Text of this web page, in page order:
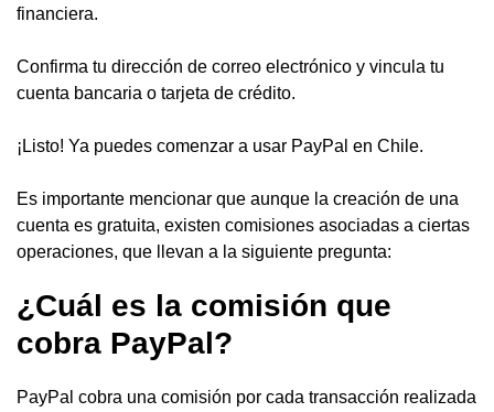
financiera.
Confirma tu dirección de correo electrónico y vincula tu
cuenta bancaria o tarjeta de crédito.
¡Listo! Ya puedes comenzar a usar PayPal en Chile.
Es importante mencionar que aunque la creación de una
cuenta es gratuita, existen comisiones asociadas a ciertas
operaciones, que llevan a la siguiente pregunta:
¿Cuál es la comisión que
cobra PayPal?
PayPal cobra una comisión por cada transacción realizada